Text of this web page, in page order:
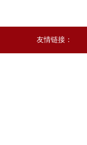
友情链接：